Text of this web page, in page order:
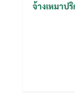
จ้างเหมาป